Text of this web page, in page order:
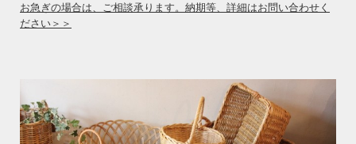
お急ぎの場合は、ご相談承ります。納期等、詳細はお問い合わせく
ださい＞＞